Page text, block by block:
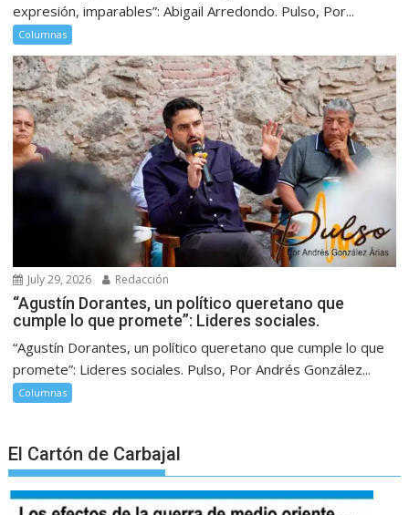
expresión, imparables”: Abigail Arredondo. Pulso, Por...
Columnas
July 29, 2026 Redacción
“Agustín Dorantes, un político queretano que
cumple lo que promete”: Lideres sociales.
“Agustín Dorantes, un político queretano que cumple lo que
promete”: Lideres sociales. Pulso, Por Andrés González...
Columnas
El Cartón de Carbajal